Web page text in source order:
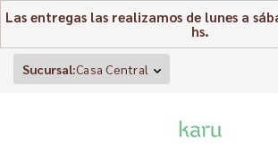
Las entregas las realizamos de lunes a
hs.
Sucursal:Casa Central